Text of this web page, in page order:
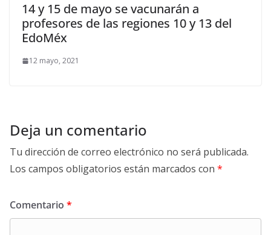
14 y 15 de mayo se vacunarán a
profesores de las regiones 10 y 13 del
EdoMéx
12 mayo, 2021
Deja un comentario
Tu dirección de correo electrónico no será publicada.
Los campos obligatorios están marcados con *
Comentario *